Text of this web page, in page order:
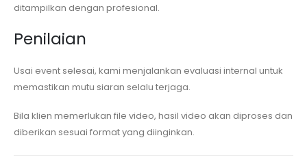
ditampilkan dengan profesional.
Penilaian
Usai event selesai, kami menjalankan evaluasi internal untuk
memastikan mutu siaran selalu terjaga.
Bila klien memerlukan file video, hasil video akan diproses dan
diberikan sesuai format yang diinginkan.